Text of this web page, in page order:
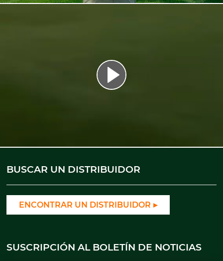
BUSCAR UN DISTRIBUIDOR
ENCONTRAR UN DISTRIBUIDOR
SUSCRIPCIÓN AL BOLETÍN DE NOTICIAS